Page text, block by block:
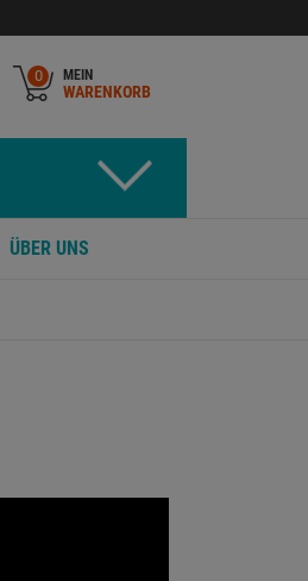
0 MEIN
WARENKORB
ÜBER UNS